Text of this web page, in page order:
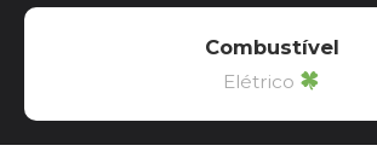
Combustível
Elétrico